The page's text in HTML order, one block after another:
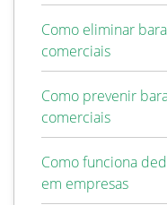
Como eliminar
comerciais
Como prevenir
comerciais
Como funciona
em empresas